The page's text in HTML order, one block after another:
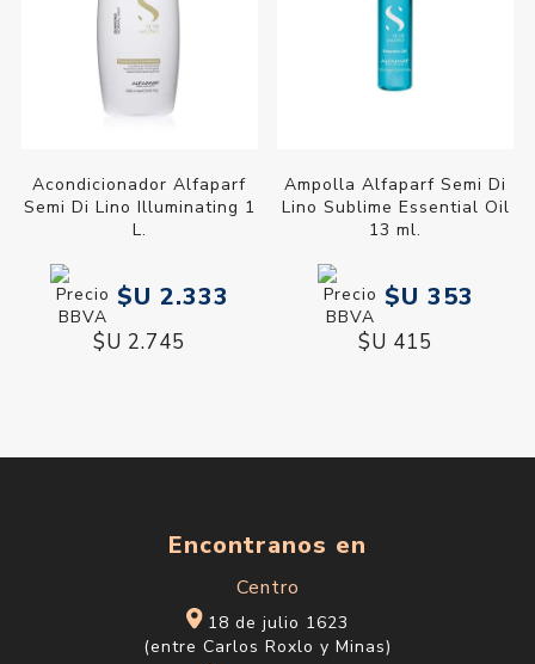
Acondicionador Alfaparf
Semi Di Lino Illuminating 1
L.
$U 2.333
$U 2.745
Ampolla Alfaparf Semi Di
Lino Sublime Essential Oil
13 ml.
$U 353
$U 415
Encontranos en
Centro
18 de julio 1623
(entre Carlos Roxlo y Minas)